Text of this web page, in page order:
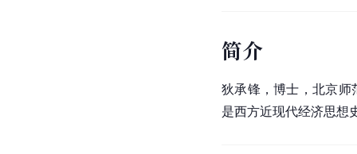
简介
狄承锋，博士，北京师
是西方近现代经济思想